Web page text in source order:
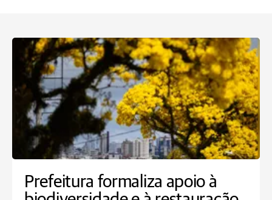
Prefeitura formaliza apoio à